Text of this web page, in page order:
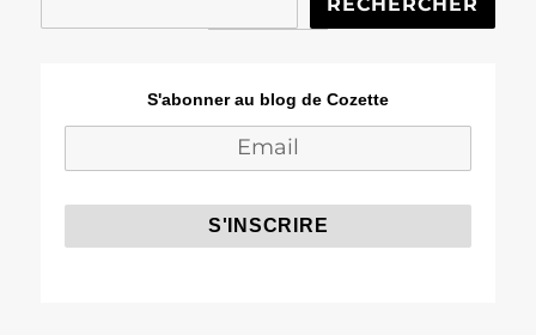
S'abonner au blog de Cozette